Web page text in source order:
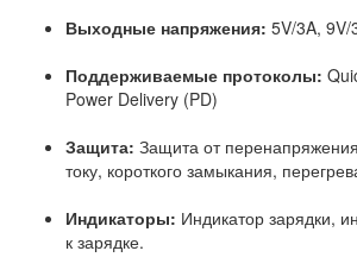
Выходные напряжения: 5V/3A, 9V/
Поддерживаемые протоколы:
Power Delivery (PD)
Защита: Защита от
току, короткого замыкания,
Индикаторы: Индикатор зарядки,
к зарядке.